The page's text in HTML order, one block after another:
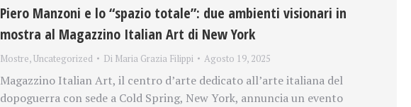
Piero Manzoni e lo “spazio totale”: due ambienti visionari in
mostra al Magazzino Italian Art di New York
Mostre,Uncategorized Di Maria Grazia Filippi Agosto 19, 2025
Magazzino Italian Art, il centro d’arte dedicato all’arte italiana del
dopoguerra con sede a Cold Spring, New York, annuncia un evento